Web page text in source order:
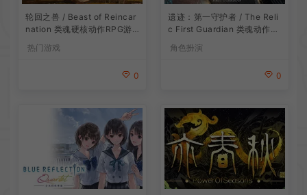
轮回之兽 / Beast of Reincar
nation 类魂硬核动作RPG游
热门游戏
0
遗迹：第一守护者 / The Reli
c First Guardian 类魂动作R
角色扮演
0